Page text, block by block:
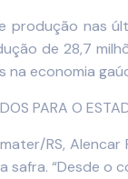
produção nas
de 28,7
na economia
PARA O
RS,
safra. “Desde o